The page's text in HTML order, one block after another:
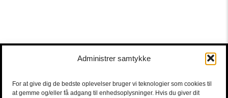
Administrer samtykke
For at give dig de bedste oplevelser bruger vi teknologier som cookies til
at gemme og/eller få adgang til enhedsoplysninger. Hvis du giver dit